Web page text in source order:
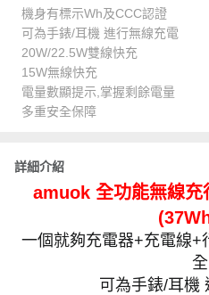
機身有標示Wh及CCC認證
可為手錶/耳機 進行無線充電
20W/22.5W雙線快充
15W無線快充
電量數顯提示,掌握剩餘電量
多重安全保障
詳細介紹
amuok 全功能無線充
一個就夠充電器+充電線+
全
可為手錶/耳機